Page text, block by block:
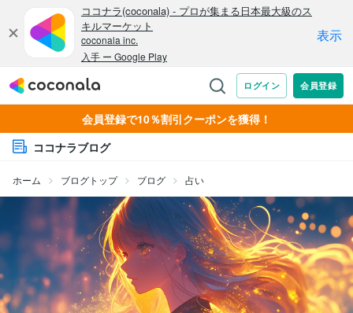
会員登録で10％割引クーポンを獲得！
ココナラブログ
ホーム ブログトップ ブログ 占い